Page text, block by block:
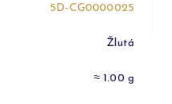
5D-CG0000025
Žlutá
≈ 1.00 g